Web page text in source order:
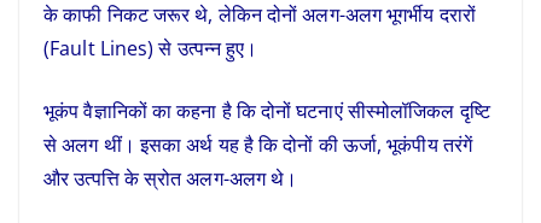
के काफी निकट जरूर थे, लेकिन दोनों अलग-अलग भूगर्भीय दरारों
(Fault Lines) से उत्पन्न हुए।
भूकंप वैज्ञानिकों का कहना है कि दोनों घटनाएं सीस्मोलॉजिकल दृष्टि
से अलग थीं। इसका अर्थ यह है कि दोनों की ऊर्जा, भूकंपीय तरंगें
और उत्पत्ति के स्रोत अलग-अलग थे।